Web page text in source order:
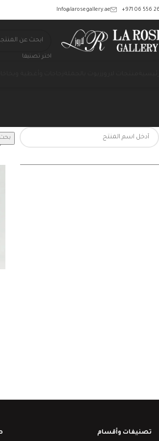
‎+971 06 556
Info@larosegallery.ae
اختر تصنيفا
بحث
تصنيفات وأقسام